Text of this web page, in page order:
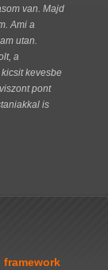
van. Majd
Ami a
utan.
a
kevesbe
pont
is